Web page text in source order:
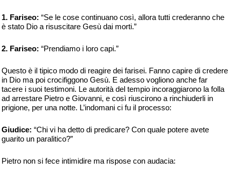
1. Fariseo: “Se le cose continuano così, allora tutti crederanno che
è stato Dio a risuscitare Gesù dai morti.”
2. Fariseo: “Prendiamo i loro capi.”
Questo è il tipico modo di reagire dei farisei. Fanno capire di credere
in Dio ma poi crocifiggono Gesù. E adesso vogliono anche far
tacere i suoi testimoni. Le autorità del tempio incoraggiarono la folla
ad arrestare Pietro e Giovanni, e così riuscirono a rinchiuderli in
prigione, per una notte. L’indomani ci fu il processo:
Giudice: “Chi vi ha detto di predicare? Con quale potere avete
guarito un paralitico?”
Pietro non si fece intimidire ma rispose con audacia: